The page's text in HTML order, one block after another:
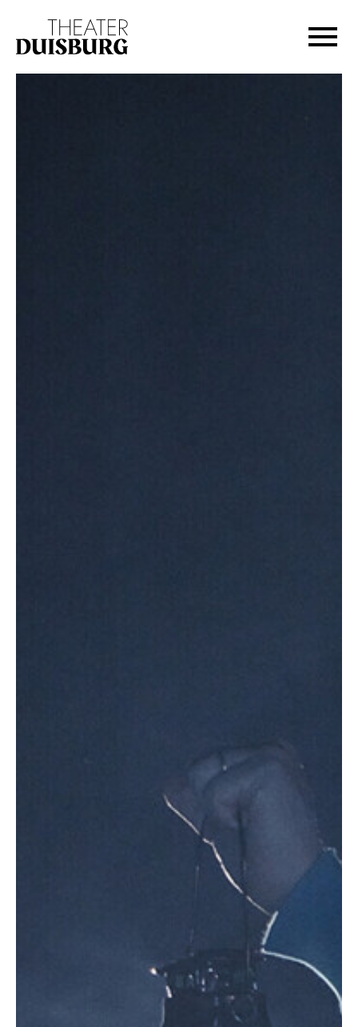
Zur Hauptnavigation springen
Zum Footer springen